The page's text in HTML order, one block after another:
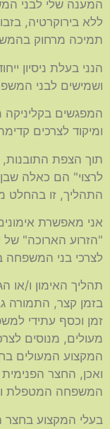
המענה שלי לבני
ללא בירוקרטיה,
תמיכה מרחוק
הנני בעלת ניסיון
ושמישים לבני
המפגשים בקליניקה
ומיקוד לצרכים
תוך הצפת התובנות,
לרצוי" הם כאלה
התהליך, זו
אני מאפשרת
"הזרוע הארוכה" של
לצרכי בני המשפחה
תהליך האימון ו/או
בזמן קצר, התמורה
זמן וכסף עתידי
מעולים, מנוסים
המקצוע המעולים
המשפחה המטפלת
בעלי המקצוע בחצר